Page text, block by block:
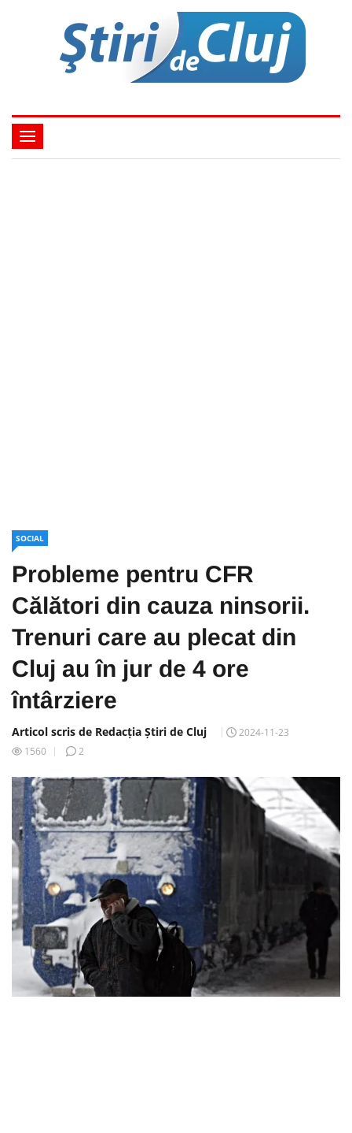
SOCIAL
Probleme pentru CFR
Călători din cauza ninsorii.
Trenuri care au plecat din
Cluj au în jur de 4 ore
întârziere
Articol scris de Redacția Știri de Cluj
2024-11-23
1560
2